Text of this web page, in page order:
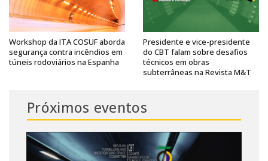
Workshop da ITA COSUF aborda
segurança contra incêndios em
túneis rodoviários na Espanha
Presidente e vice-presidente
do CBT falam sobre desafios
técnicos em obras
subterrâneas na Revista M&T
Próximos eventos